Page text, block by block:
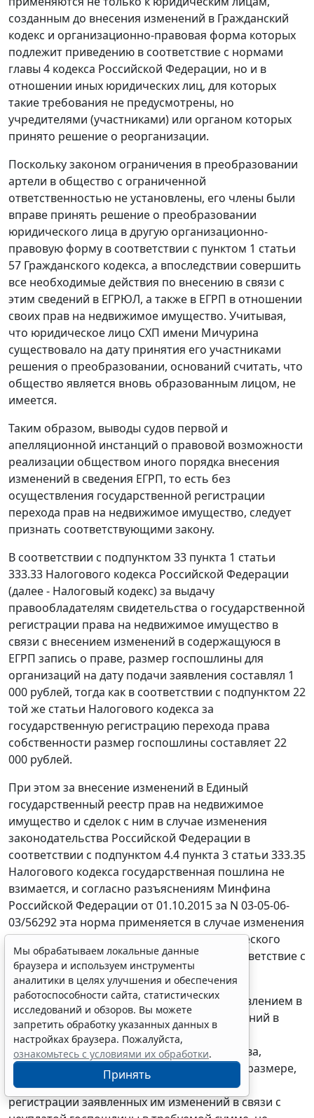
созданным до внесения изменений в Гражданский
кодекс и организационно-правовая форма которых
подлежит приведению в соответствие с нормами
главы 4 кодекса Российской Федерации, но и в
отношении иных юридических лиц, для которых
такие требования не предусмотрены, но
учредителями (участниками) или органом которых
принято решение о реорганизации.
Поскольку законом ограничения в преобразовании
артели в общество с ограниченной
ответственностью не установлены, его члены были
вправе принять решение о преобразовании
юридического лица в другую организационно-
правовую форму в соответствии с пунктом 1 статьи
57 Гражданского кодекса, а впоследствии совершить
все необходимые действия по внесению в связи с
этим сведений в ЕГРЮЛ, а также в ЕГРП в отношении
своих прав на недвижимое имущество. Учитывая,
что юридическое лицо СХП имени Мичурина
существовало на дату принятия его участниками
решения о преобразовании, оснований считать, что
общество является вновь образованным лицом, не
имеется.
Таким образом, выводы судов первой и
апелляционной инстанций о правовой возможности
реализации обществом иного порядка внесения
изменений в сведения ЕГРП, то есть без
осуществления государственной регистрации
перехода прав на недвижимое имущество, следует
признать соответствующими закону.
В соответствии с подпунктом 33 пункта 1 статьи
333.33 Налогового кодекса Российской Федерации
(далее - Налоговый кодекс) за выдачу
правообладателям свидетельства о государственной
регистрации права на недвижимое имущество в
связи с внесением изменений в содержащуюся в
ЕГРП запись о праве, размер госпошлины для
организаций на дату подачи заявления составлял 1
000 рублей, тогда как в соответствии с подпунктом 22
той же статьи Налогового кодекса за
государственную регистрацию перехода права
собственности размер госпошлины составляет 22
000 рублей.
При этом за внесение изменений в Единый
государственный реестр прав на недвижимое
имущество и сделок с ним в случае изменения
законодательства Российской Федерации в
соответствии с подпунктом 4.4 пункта 3 статьи 333.35
Налогового кодекса государственная пошлина не
взимается, и согласно разъяснениям Минфина
Российской Федерации от 01.10.2015 за N 03-05-06-
03/56292 эта норма применяется в случае изменения
наименования соответствующего юридического
лица, связанного с приведением его в соответствие с
нормами главы 4 Гражданского кодекса.
Поскольку при обращении общества с заявлением в
регистрирующий орган о внесении изменений в
ЕГРП, им были выполнены требования
действующего налогового законодательства,
госпошлина уплачена в соответствующем размере,
оснований для отказа в государственной
регистрации заявленных им изменений в связи с
Мы обрабатываем локальные данные
браузера и используем инструменты
аналитики в целях улучшения и обеспечения
работоспособности сайта, статистических
исследований и обзоров. Вы можете
запретить обработку указанных данных в
настройках браузера. Пожалуйста,
ознакомьтесь с условиями их обработки.
Принять